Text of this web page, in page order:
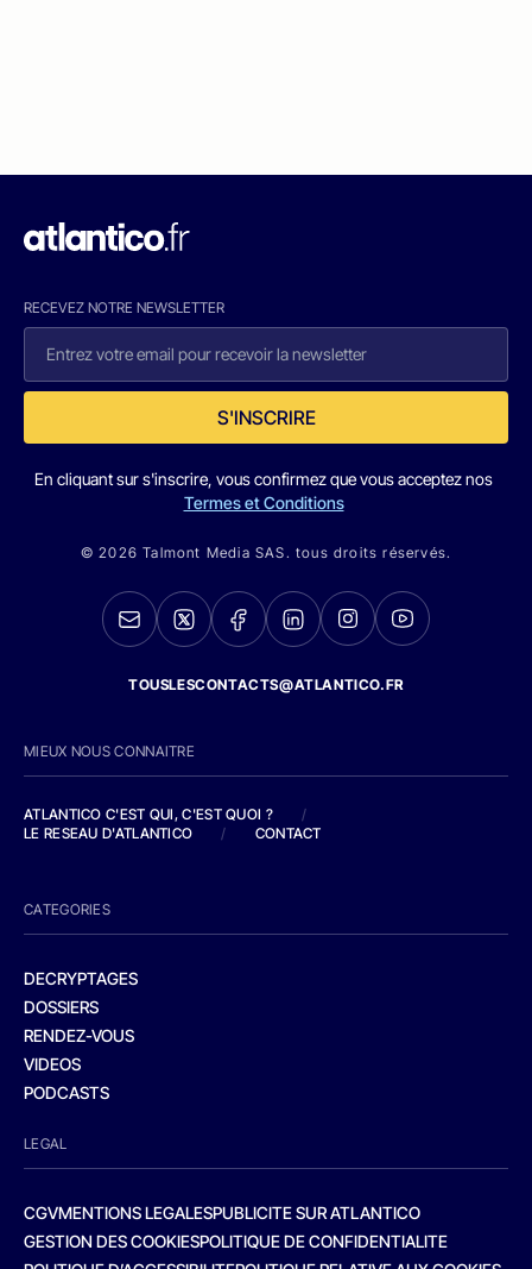
RECEVEZ NOTRE NEWSLETTER
S'INSCRIRE
En cliquant sur s'inscrire, vous confirmez que vous acceptez nos
Termes et Conditions
© 2026 Talmont Media SAS. tous droits réservés.
TOUSLESCONTACTS@ATLANTICO.FR
MIEUX NOUS CONNAITRE
ATLANTICO C'EST QUI, C'EST QUOI ?
/
LE RESEAU D'ATLANTICO
/ CONTACT
CATEGORIES
DECRYPTAGES
DOSSIERS
RENDEZ-VOUS
VIDEOS
PODCASTS
LEGAL
CGVMENTIONS LEGALESPUBLICITE SUR ATLANTICO
GESTION DES COOKIESPOLITIQUE DE CONFIDENTIALITE